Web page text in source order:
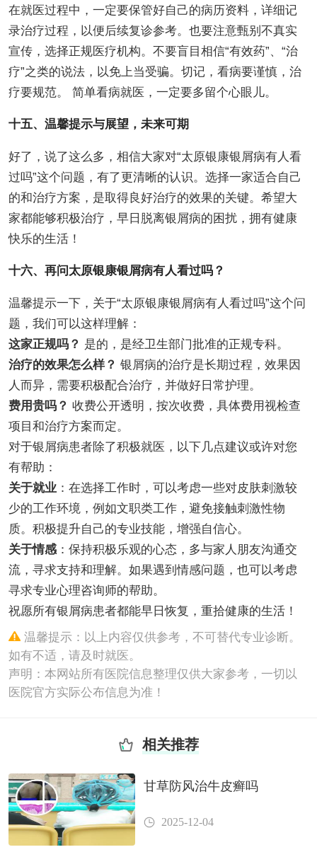
在就医过程中，一定要保管好自己的病历资料，详细记
录治疗过程，以便后续复诊参考。也要注意甄别不真实
宣传，选择正规医疗机构。不要盲目相信“有效药”、“治
疗”之类的说法，以免上当受骗。切记，看病要谨慎，治
疗要规范。 简单看病就医，一定要多留个心眼儿。
十五、温馨提示与展望，未来可期
好了，说了这么多，相信大家对“太原银康银屑病有人看
过吗”这个问题，有了更清晰的认识。选择一家适合自己
的和治疗方案，是取得良好治疗的效果的关键。希望大
家都能够积极治疗，早日脱离银屑病的困扰，拥有健康
快乐的生活！
十六、再问太原银康银屑病有人看过吗？
温馨提示一下，关于“太原银康银屑病有人看过吗”这个问
题，我们可以这样理解：
这家正规吗？ 是的，是经卫生部门批准的正规专科。
治疗的效果怎么样？ 银屑病的治疗是长期过程，效果因
人而异，需要积极配合治疗，并做好日常护理。
费用贵吗？ 收费公开透明，按次收费，具体费用视检查
项目和治疗方案而定。
对于银屑病患者除了积极就医，以下几点建议或许对您
有帮助：
关于就业：在选择工作时，可以考虑一些对皮肤刺激较
少的工作环境，例如文职类工作，避免接触刺激性物
质。积极提升自己的专业技能，增强自信心。
关于情感：保持积极乐观的心态，多与家人朋友沟通交
流，寻求支持和理解。如果遇到情感问题，也可以考虑
寻求专业心理咨询师的帮助。
祝愿所有银屑病患者都能早日恢复，重拾健康的生活！
温馨提示：以上内容仅供参考，不可替代专业诊断。
如有不适，请及时就医。
声明：本网站所有医院信息整理仅供大家参考，一切以
医院官方实际公布信息为准！
相关推荐
甘草防风治牛皮癣吗
2025-12-04